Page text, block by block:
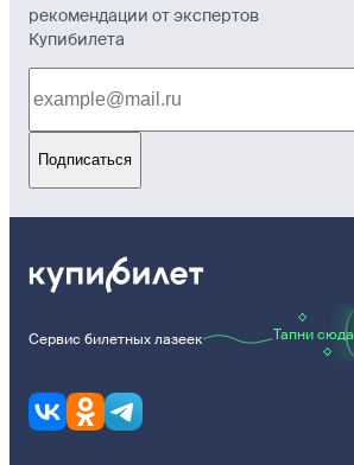
рекомендации от экспертов
Купибилета
Подписаться
Сервис билетных лазеек Тапни сюда